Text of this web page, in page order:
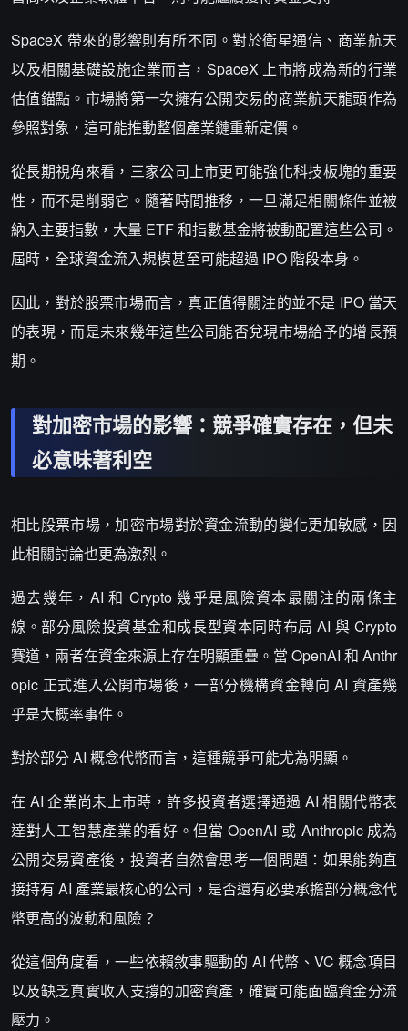
SpaceX 帶來的影響則有所不同。對於衛星通信、商業航天
以及相關基礎設施企業而言，SpaceX 上市將成為新的行業
估值錨點。市場將第一次擁有公開交易的商業航天龍頭作為
參照對象，這可能推動整個產業鏈重新定價。
從長期視角來看，三家公司上市更可能強化科技板塊的重要
性，而不是削弱它。隨著時間推移，一旦滿足相關條件並被
納入主要指數，大量 ETF 和指數基金將被動配置這些公司。
屆時，全球資金流入規模甚至可能超過 IPO 階段本身。
因此，對於股票市場而言，真正值得關注的並不是 IPO 當天
的表現，而是未來幾年這些公司能否兌現市場給予的增長預
期。
對加密市場的影響：競爭確實存在，但未
必意味著利空
相比股票市場，加密市場對於資金流動的變化更加敏感，因
此相關討論也更為激烈。
過去幾年，AI 和 Crypto 幾乎是風險資本最關注的兩條主
線。部分風險投資基金和成長型資本同時布局 AI 與 Crypto
賽道，兩者在資金來源上存在明顯重疊。當 OpenAI 和 Anthr
opic 正式進入公開市場後，一部分機構資金轉向 AI 資產幾
乎是大概率事件。
對於部分 AI 概念代幣而言，這種競爭可能尤為明顯。
在 AI 企業尚未上市時，許多投資者選擇通過 AI 相關代幣表
達對人工智慧產業的看好。但當 OpenAI 或 Anthropic 成為
公開交易資產後，投資者自然會思考一個問題：如果能夠直
接持有 AI 產業最核心的公司，是否還有必要承擔部分概念代
幣更高的波動和風險？
從這個角度看，一些依賴敘事驅動的 AI 代幣、VC 概念項目
以及缺乏真實收入支撐的加密資產，確實可能面臨資金分流
壓力。